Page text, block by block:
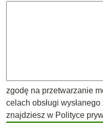
zgodę na przetwarzanie
celach obsługi
znajdziesz w Polityce